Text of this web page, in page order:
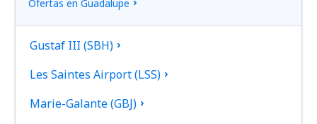
Ofertas en Guadalupe
Gustaf III (SBH)
Les Saintes Airport (LSS)
Marie-Galante (GBJ)